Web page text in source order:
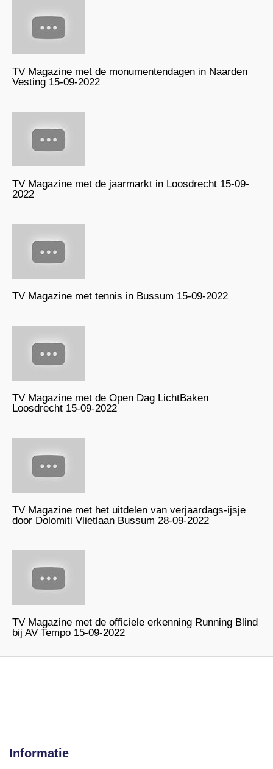
TV Magazine met de monumentendagen in Naarden
Vesting 15-09-2022
TV Magazine met de jaarmarkt in Loosdrecht 15-09-
2022
TV Magazine met tennis in Bussum 15-09-2022
TV Magazine met de Open Dag LichtBaken
Loosdrecht 15-09-2022
TV Magazine met het uitdelen van verjaardags-ijsje
door Dolomiti Vlietlaan Bussum 28-09-2022
TV Magazine met de officiele erkenning Running Blind
bij AV Tempo 15-09-2022
Informatie